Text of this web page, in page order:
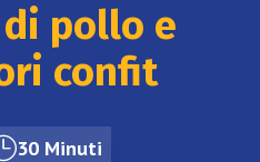
pollo e
confit
30 Minuti